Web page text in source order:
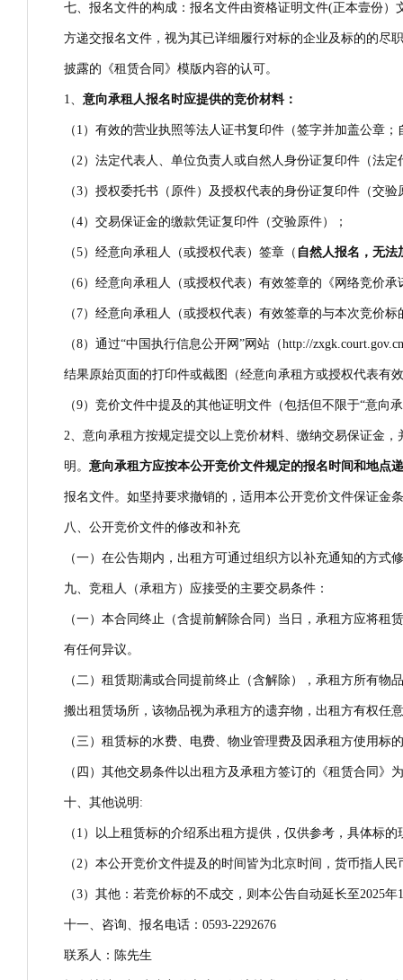
七、报名文件的构成：报名文件由资格证明文件(正本壹份
方递交报名文件，视为其已详细履行对标的企业及标的的尽
披露的《租赁合同》模版内容的认可。
1、 意向承租人报名时应提供的竞价材料：
（1）有效的营业执照等法人证书复印件（签字并加盖公章
（2）法定代表人、单位负责人或自然人身份证复印件（法
（3）授权委托书（原件）及授权代表的身份证复印件（交
（4）交易保证金的缴款凭证复印件（交验原件）；
（5）经意向承租人（或授权代表）签章（ 自然人报名，无
（6）经意向承租人（或授权代表）有效签章的《网络竞价
（7）经意向承租人（或授权代表）有效签章的与本次竞价
（8）通过“中国执行信息公开网”网站（http://
结果原始页面的打印件或截图（经意向承租方或授权代表有
（9）竞价文件中提及的其他证明文件（包括但不限于“意向
2、意向承租方按规定提交以上竞价材料、缴纳交易保证金
明。 意向承租方应按本公开竞价文件规定的报名时间和地点
报名文件。如坚持要求撤销的，适用本公开竞价文件保证金
八、公开竞价文件的修改和补充
（一）在公告期内，出租方可通过组织方以补充通知的方
九、竞租人（承租方）应接受的主要交易条件：
（一）本合同终止（含提前解除合同）当日，承租方应将
有任何异议。
（二）租赁期满或合同提前终止（含解除），承租方所有
搬出租赁场所，该物品视为承租方的遗弃物，出租方有权任
（三）租赁标的水费、电费、物业管理费及因承租方使用标
（四）其他交易条件以出租方及承租方签订的《租赁合同》
十、其他说明:
（1）以上租赁标的介绍系出租方提供，仅供参考，具体标
（2）本公开竞价文件提及的时间皆为北京时间，货币指人民
（3）其他：若竞价标的不成交，则本公告自动延长至2025
十一、咨询、报名电话：0593-2292676
联系人：陈先生